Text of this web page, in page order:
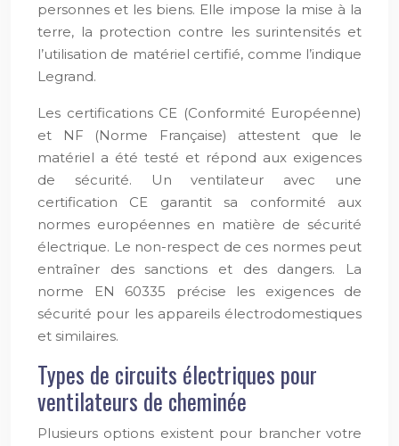
personnes et les biens. Elle impose la mise à la
terre, la protection contre les surintensités et
l’utilisation de matériel certifié, comme l’indique
Legrand.
Les certifications CE (Conformité Européenne)
et NF (Norme Française) attestent que le
matériel a été testé et répond aux exigences
de sécurité. Un ventilateur avec une
certification CE garantit sa conformité aux
normes européennes en matière de sécurité
électrique. Le non-respect de ces normes peut
entraîner des sanctions et des dangers. La
norme EN 60335 précise les exigences de
sécurité pour les appareils électrodomestiques
et similaires.
Types de circuits électriques pour
ventilateurs de cheminée
Plusieurs options existent pour brancher votre